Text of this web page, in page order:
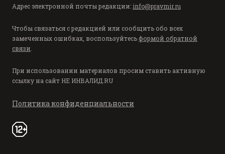
Адрес электронной почты редакции: info@pravmir.ru
Чтобы связаться с редакцией или сообщить обо всех
замеченных ошибках, воспользуйтесь формой обратной
связи.
При использовании материалов просим ставить активную
ссылку на сайт НЕ ИНВАЛИД.RU
Политика конфиденциальности